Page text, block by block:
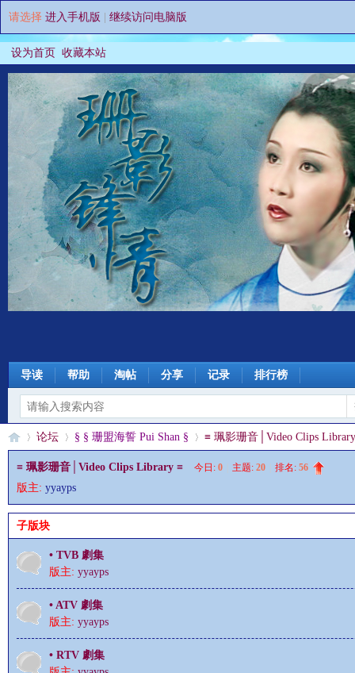
请选择 进入手机版 继续访问电脑版
设为首页 收藏本站
导读 帮助 淘帖 分享 记录 排行榜
§
珊
»
论坛
›
§ § 珊盟海誓 Pui Shan §
›
≡ 珮影珊音│Video Clips
≡ 珮影珊音│Video Clips Library ≡ 今日: 0 主题: 20 排名: 56
版主: yyayps
子版块
• TVB 劇集
版主: yyayps
• ATV 劇集
版主: yyayps
• RTV 劇集